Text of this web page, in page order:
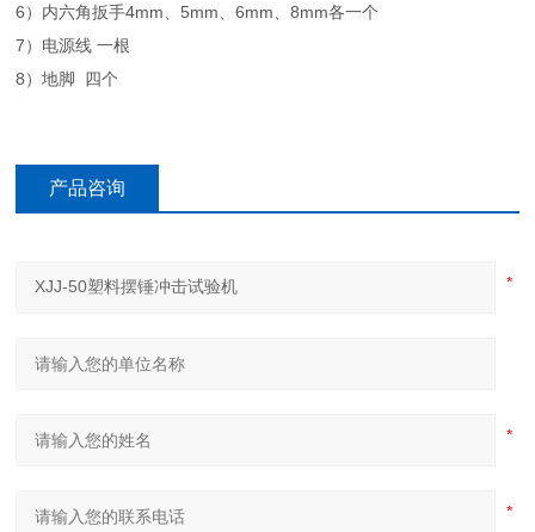
6）内六角扳手4mm、5mm、6mm、8mm各一个
7）电源线 一根
8）地脚 四个
产品咨询